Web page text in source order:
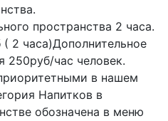
пространства 2 часа.
2 часа)Дополнительное
250руб/час человек.
в нашем
Напитков в
обозначена в меню